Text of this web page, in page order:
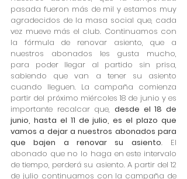
pasada fueron más de mil y estamos muy
agradecidos de la masa social que, cada
vez mueve más el club. Continuamos con
la fórmula de renovar asiento, que a
nuestros abonados les gusta mucho,
para poder llegar al partido sin prisa,
sabiendo que van a tener su asiento
cuando lleguen. La campaña comienza
partir del próximo miércoles 18 de junio y es
importante recalcar que, desde el 18 de
junio, hasta el 11 de julio, es el plazo que
vamos a dejar a nuestros abonados para
que bajen a renovar su asiento. El
abonado que no lo haga en este intervalo
de tiempo, perderá su asiento. A partir del 12
de julio continuamos con la campaña de